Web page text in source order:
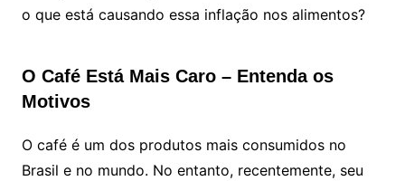
o que está causando essa inflação nos alimentos?
O Café Está Mais Caro – Entenda os
Motivos
O café é um dos produtos mais consumidos no
Brasil e no mundo. No entanto, recentemente, seu